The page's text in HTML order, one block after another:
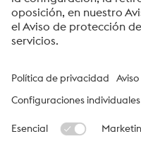
Verificación Anti-
Haga clic para
voestalpine High
empresa de ventas en